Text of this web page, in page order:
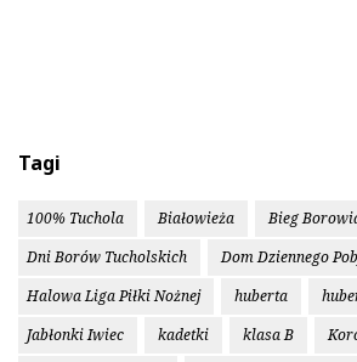
Tagi
100% Tuchola Białowieża Bieg
Dni Borów Tucholskich
Dom Dziennego
Halowa Liga Piłki Nożnej
huberta
Jabłonki Iwiec
kadetki klasa B